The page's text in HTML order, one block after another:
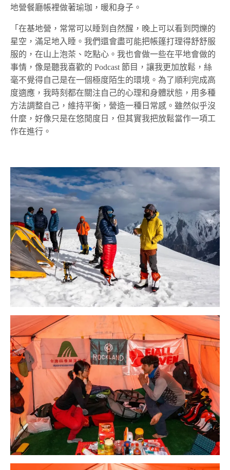
地營餐廳帳裡做著瑜珈，暖和身子。
「在基地營，常常可以睡到自然醒，晚上可以看到閃爍的
星空，滿足地入睡。我們還會盡可能把帳篷打理得舒舒服
服的，在山上泡茶、吃點心。我也會做一些在平地會做的
事情，像是聽我喜歡的 Podcast 節目，讓我更加放鬆，絲
毫不覺得自己是在一個極度陌生的環境。為了順利完成高
度適應，我時刻都在關注自己的心理和身體狀態，用多種
方法調整自己，維持平衡，營造一種日常感。雖然似乎沒
什麼，好像只是在悠閒度日，但其實我把放鬆當作一項工
作在進行。